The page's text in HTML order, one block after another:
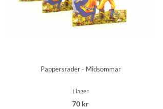
Pappersrader - Midsommar
I lager
70 kr